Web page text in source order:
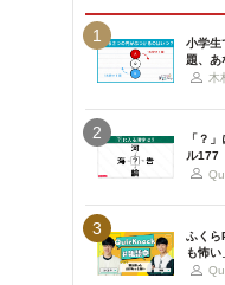
1
小学生
題、あ
木
2
「？
ル177
3
ふくら
も怖